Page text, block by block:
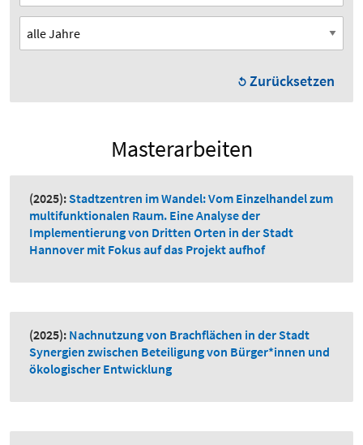
Zurücksetzen
Masterarbeiten
(2025):Stadtzentren im Wandel: Vom Einzelhandel zum
multifunktionalen Raum. Eine Analyse der
Implementierung von Dritten Orten in der Stadt
Hannover mit Fokus auf das Projekt aufhof
(2025): Nachnutzung von Brachflächen in der Stadt
Synergien zwischen Beteiligung von Bürger*innen und
ökologischer Entwicklung